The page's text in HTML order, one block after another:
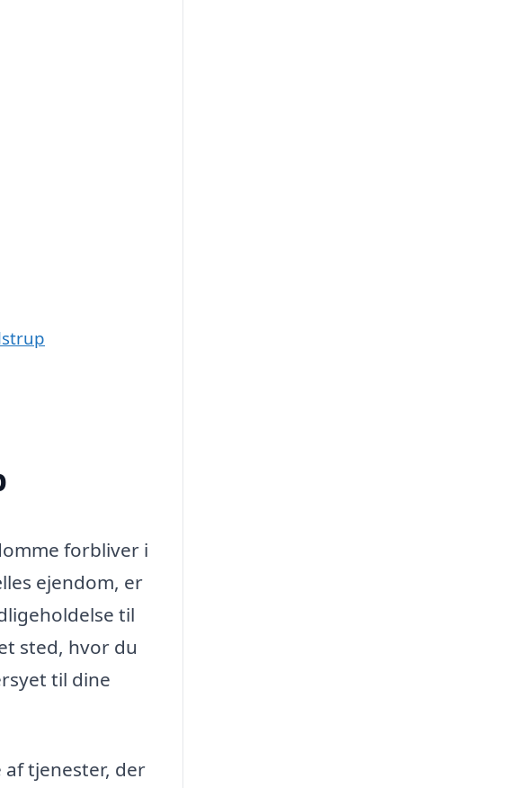
forbliver i
ejendom, er
til
sted, hvor du
til dine
tjenester, der